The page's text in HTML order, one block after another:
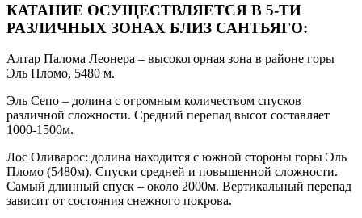
КАТАНИЕ ОСУЩЕСТВЛЯЕТСЯ В 5-ТИ
РАЗЛИЧНЫХ ЗОНАХ БЛИЗ САНТЬЯГО:
Алтар Палома Леонера – высокогорная зона в районе горы
Эль Пломо, 5480 м.
Эль Сепо – долина с огромным количеством спусков
различной сложности. Средний перепад высот составляет
1000-1500м.
Лос Оливарос: долина находится с южной стороны горы Эль
Пломо (5480м). Спуски средней и повышенной сложности.
Самый длинный спуск – около 2000м. Вертикальный перепад
зависит от состояния снежного покрова.